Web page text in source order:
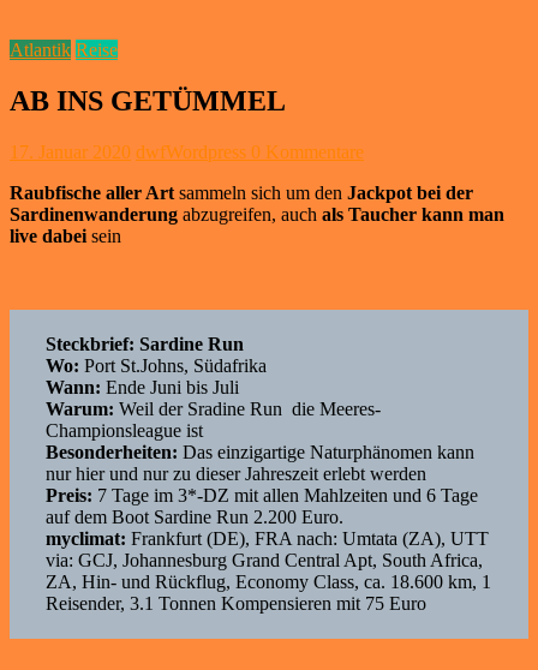
Atlantik Reise
AB INS GETÜMMEL
17. Januar 2020 dwfWordpress 0 Kommentare
Raubfische aller Art sammeln sich um den Jackpot bei der
Sardinenwanderung abzugreifen, auch als Taucher kann man
live dabei sein
Steckbrief: Sardine Run
Wo: Port St.Johns, Südafrika
Wann: Ende Juni bis Juli
Warum: Weil der Sradine Run die Meeres-
Championsleague ist
Besonderheiten: Das einzigartige Naturphänomen kann
nur hier und nur zu dieser Jahreszeit erlebt werden
Preis: 7 Tage im 3*-DZ mit allen Mahlzeiten und 6 Tage
auf dem Boot Sardine Run 2.200 Euro.
myclimat: Frankfurt (DE), FRA nach: Umtata (ZA), UTT
via: GCJ, Johannesburg Grand Central Apt, South Africa,
ZA, Hin- und Rückflug, Economy Class, ca. 18.600 km, 1
Reisender, 3.1 Tonnen Kompensieren mit 75 Euro